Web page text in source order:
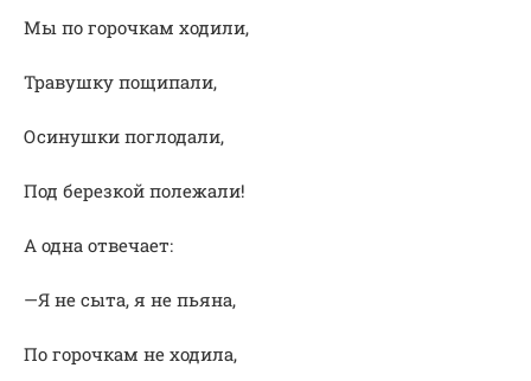
Мы по горочкам ходили,
Травушку пощипали,
Осинушки поглодали,
Под березкой полежали!
А одна отвечает:
—Я не сыта, я не пьяна,
По горочкам не ходила,